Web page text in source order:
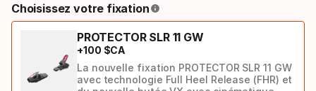
select
Choisissez votre fixation
PROTECTOR SLR 11 GW
+100 $CA
La nouvelle fixation PROTECTOR SLR 11 GW
avec technologie Full Heel Release (FHR) et